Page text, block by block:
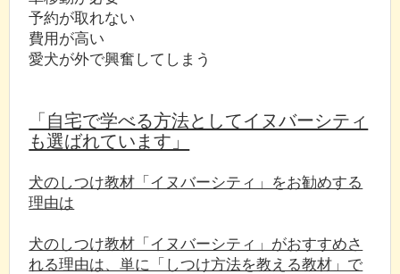
予約が取れない
費用が高い
愛犬が外で興奮してしまう
「自宅で学べる方法としてイヌバーシティ
も選ばれています」
犬のしつけ教材「イヌバーシティ」をお勧めする
理由は
犬のしつけ教材「イヌバーシティ」がおすすめさ
れる理由は、単に「しつけ方法を教える教材」で